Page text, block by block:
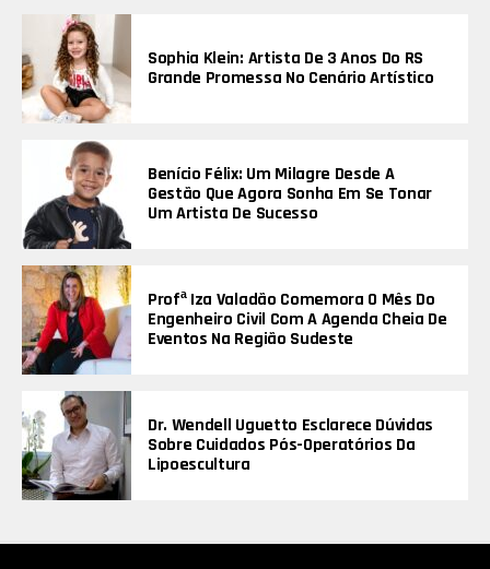
Sophia Klein: Artista De 3 Anos Do RS
Grande Promessa No Cenário Artístico
Benício Félix: Um Milagre Desde A
Gestão Que Agora Sonha Em Se Tonar
Um Artista De Sucesso
Profª Iza Valadão Comemora O Mês Do
Engenheiro Civil Com A Agenda Cheia De
Eventos Na Região Sudeste
Dr. Wendell Uguetto Esclarece Dúvidas
Sobre Cuidados Pós-Operatórios Da
Lipoescultura